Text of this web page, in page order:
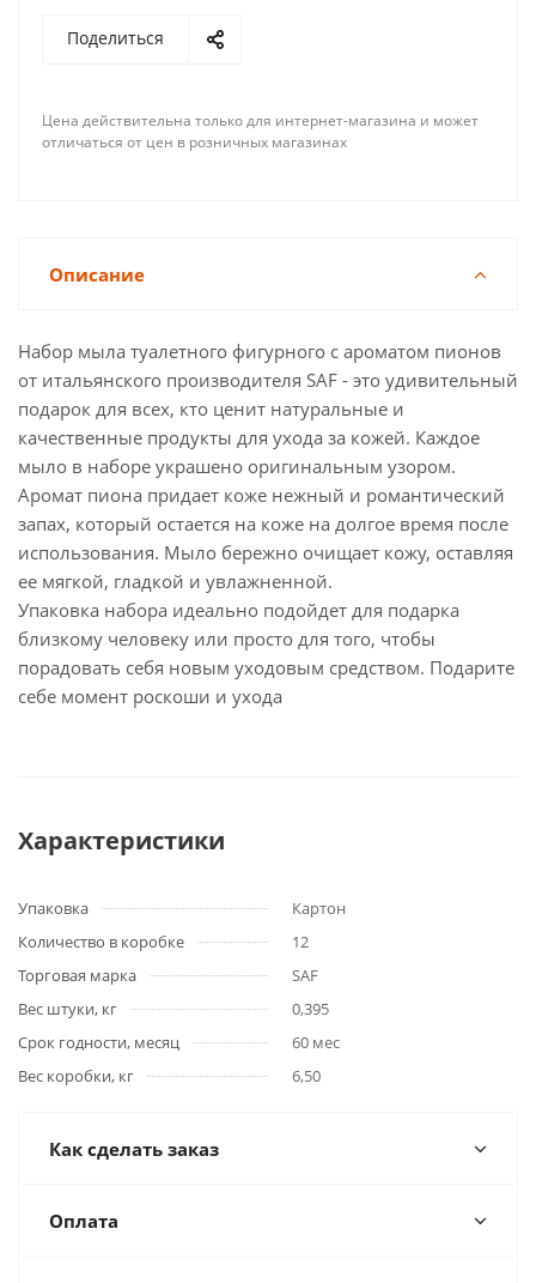
Поделиться
Цена действительна только для интернет-магазина и может
отличаться от цен в розничных магазинах
Описание
Набор мыла туалетного фигурного с ароматом пионов
от итальянского производителя SAF - это удивительный
подарок для всех, кто ценит натуральные и
качественные продукты для ухода за кожей. Каждое
мыло в наборе украшено оригинальным узором.
Аромат пиона придает коже нежный и романтический
запах, который остается на коже на долгое время после
использования. Мыло бережно очищает кожу, оставляя
ее мягкой, гладкой и увлажненной.
Упаковка набора идеально подойдет для подарка
близкому человеку или просто для того, чтобы
порадовать себя новым уходовым средством. Подарите
себе момент роскоши и ухода
Характеристики
Упаковка
Картон
Количество в коробке
12
Торговая марка
SAF
Вес штуки, кг
0,395
Срок годности, месяц
60 мес
Вес коробки, кг
6,50
Как сделать заказ
Оплата